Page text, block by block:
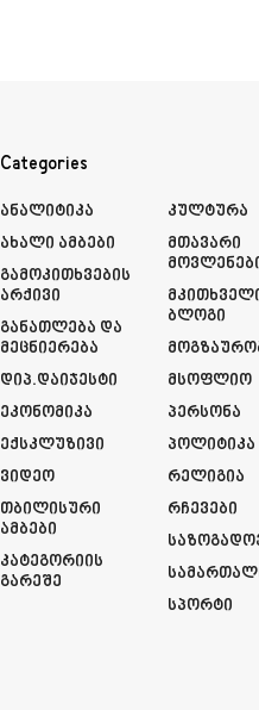
Categories
Ანალიტიკა
Ახალი Ამბები
Გამოკითხვების
Არქივი
Განათლება Და
Მეცნიერება
Დიპ.დაიჯესტი
Ეკონომიკა
Ექსკლუზივი
Ვიდეო
Თბილისური
Ამბები
Კატეგორიის
Გარეშე
Კულტურა
Მთავარი
Ბლოგი
Მსოფლიო
Პერსონა
Პოლიტიკა
Რელიგია
Რჩევები
Სპორტი